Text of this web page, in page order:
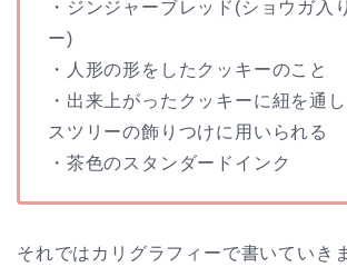
・ジンジャーブレッド(ショウガ入
ー)
・人形の形をしたクッキーのこと
・出来上がったクッキーに紐を通
スツリーの飾りつけに用いられる
・茶色のスタンダードインク
それではカリグラフィーで書いていき